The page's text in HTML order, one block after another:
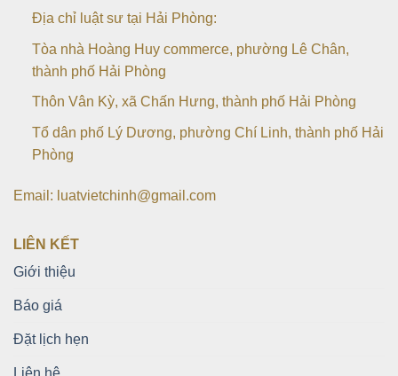
Địa chỉ luật sư tại Hải Phòng:
Tòa nhà Hoàng Huy commerce, phường Lê Chân,
thành phố Hải Phòng
Thôn Vân Kỳ, xã Chấn Hưng, thành phố Hải Phòng
Tổ dân phố Lý Dương, phường Chí Linh, thành phố Hải
Phòng
Email: luatvietchinh@gmail.com
LIÊN KẾT
Giới thiệu
Báo giá
Đặt lịch hẹn
Liên hệ